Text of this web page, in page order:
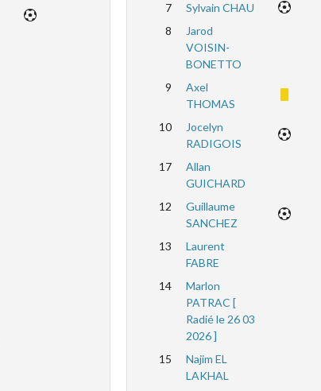
7
Sylvain CHAU
8
Jarod
VOISIN-
BONETTO
9
Axel
THOMAS
10
Jocelyn
RADIGOIS
17
Allan
GUICHARD
12
Guillaume
SANCHEZ
13
Laurent
FABRE
14
Marlon
PATRAC [
Radié le 26 03
2026 ]
15
Najim EL
LAKHAL